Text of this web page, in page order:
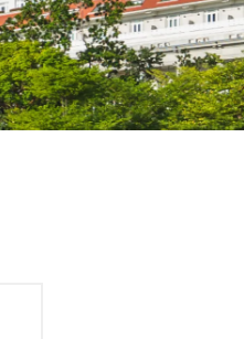
3,500 〜 5,000 (USD)
ベトナム / Hanoi (General)の転